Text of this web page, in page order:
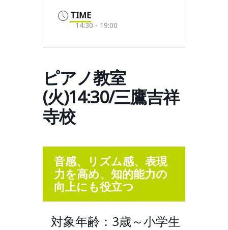
TIME
14:30 - 19:00
ピアノ教室
(火)14:30/三鷹吉祥
寺校
音感、リズム感、表現
力を高め、知的能力の
向上にも役立つ
対象年齢：3歳～小学生